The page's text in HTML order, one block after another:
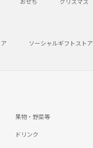
ソーシャルギフトストア
果物・野菜等
ドリンク